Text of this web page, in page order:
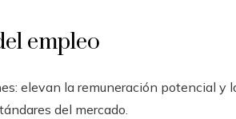
empleo
elevan la remuneración potencial y
del mercado.